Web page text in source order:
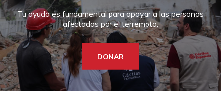
CÓMO NOS FINANCIAMOS
TRANSPARENCIA
SENSIBILIZACIÓN
ECONOMÍA SOLIDARIA
QUÉ PUEDES HACER TÚ
DONA
Tu ayuda es fundamental para apoyar a las personas
afectadas por el terremoto.
DONAR